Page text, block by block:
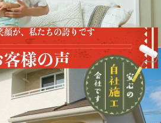
顔が、私たちの誇りです
客様の声